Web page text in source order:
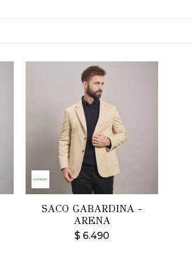
SACO GABARDINA -
ARENA
$ 6.490